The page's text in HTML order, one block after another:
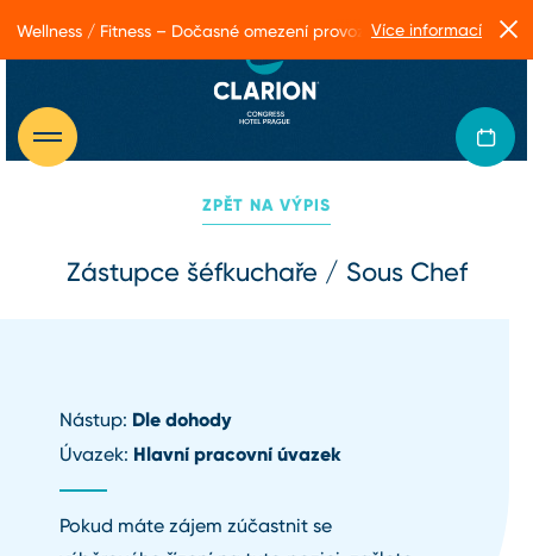
ZPĚT NA VÝPIS
Zástupce šéfkuchaře / Sous Chef
Nástup: Dle dohody
Úvazek: Hlavní pracovní úvazek
Pokud máte zájem zúčastnit se
Wellness / Fitness – Dočasné omezení provozuVíce informací